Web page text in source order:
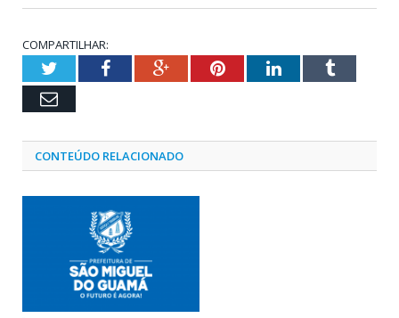
COMPARTILHAR:
TwitterFacebookGoogle+PinterestLinkedInTumblr
Email
CONTEÚDO RELACIONADO